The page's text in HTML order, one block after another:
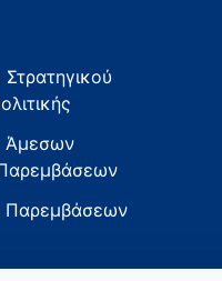
Στρατηγικού
Άμεσων
Παρεμβάσεων